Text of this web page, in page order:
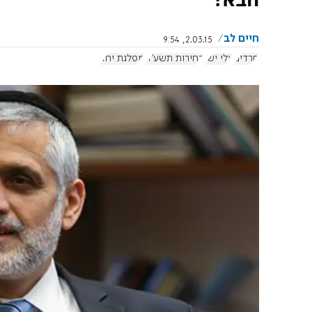
חיים לב
2.03.15, 9:54
חרדים אלי ישי בחירות תשע"ה מפלגת יחד